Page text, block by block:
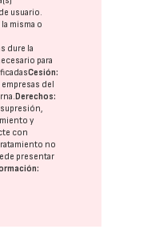
usuario.
misma o
dure la
para
Cesión:
empresas del
Derechos:
y
con
no
presentar